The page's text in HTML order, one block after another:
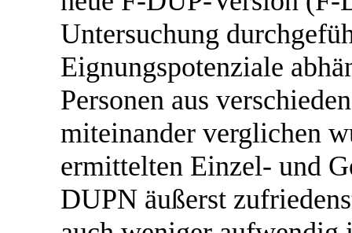
Untersuchung
Eignungspotenziale
Personen aus
miteinander verglichen
ermittelten Einzel- und
DUPN äußerst